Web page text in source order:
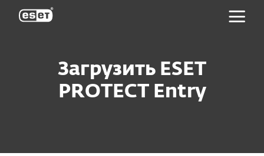
Загрузить ESET
PROTECT Entry
ESET